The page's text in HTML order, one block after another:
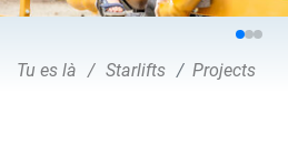
Tu es là Starlifts Projects